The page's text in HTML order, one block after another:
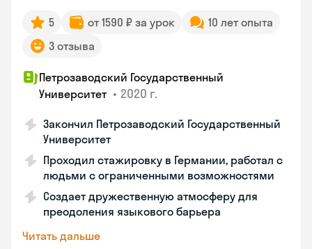
5 от 1590 ₽ за урок
10 лет опыта
3 отзыва
Петрозаводский Государственный
Университет • 2020 г.
Закончил Петрозаводский Государственный
Университет
Проходил стажировку в Германии, работал с
людьми с ограниченными возможностями
Создает дружественную атмосферу для
преодоления языкового барьера
Читать дальше